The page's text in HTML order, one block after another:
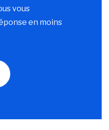
vous
en moins